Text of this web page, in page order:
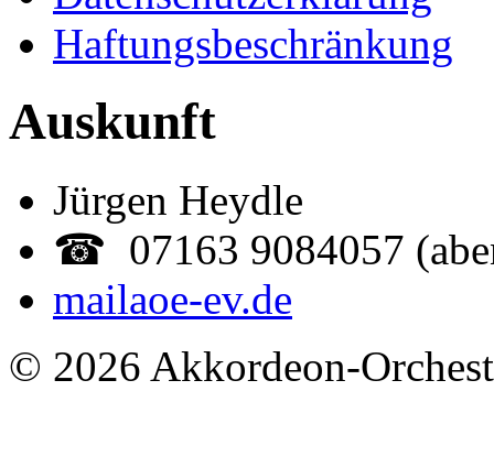
Haftungsbeschränkung
Auskunft
Jürgen Heydle
☎ 07163 9084057
mailaoe-ev.de
© 2026 Akkordeon-